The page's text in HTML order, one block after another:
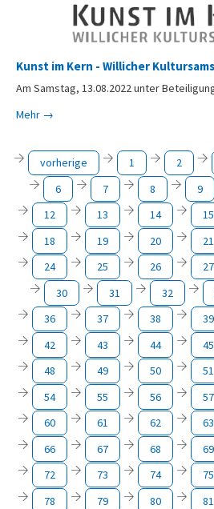
Kunst im Kern - Willicher
Am Samstag, 13.08.2022 unter
Mehr →
vorherige 1 2
6
7 8 9
12
13 14 15
18
19 20 21
24
25 26 27
30
31 32
36
37 38 39
42
43 44 45
48
49 50 51
54
55 56 57
60
61 62 63
66
67 68 69
72
73 74 75
78
79 80 81